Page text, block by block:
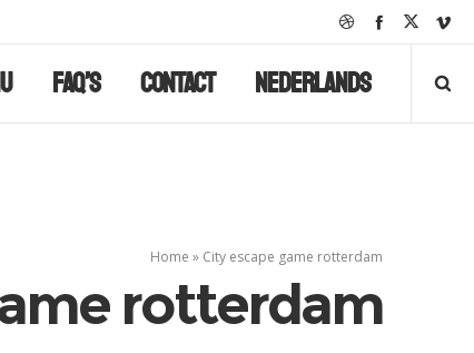
FAQ’s Contact Nederlands
Home » City escape game rotterdam
rotterdam